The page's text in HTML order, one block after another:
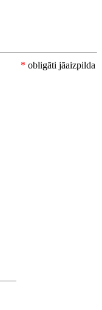
* obligāti jāaizpilda